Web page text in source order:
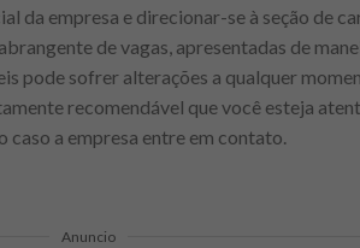
da empresa e direcionar-se à seção de
de vagas, apresentadas de
pode sofrer alterações a qualquer
recomendável que você esteja
a empresa entre em contato.
Anuncio